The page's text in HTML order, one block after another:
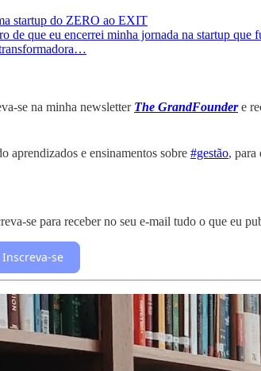
startup do ZERO ao EXIT
de que eu encerrei minha jornada na startup
se na minha newsletter The GrandFoundere
aprendizados e ensinamentos sobre #gestão, para
se para receber no seu e-mail tudo o que eu
Inscreva-se